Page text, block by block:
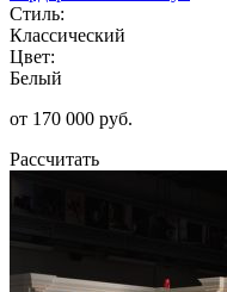
Стиль:
Классический
Цвет:
Белый
от 170 000 руб.
Рассчитать